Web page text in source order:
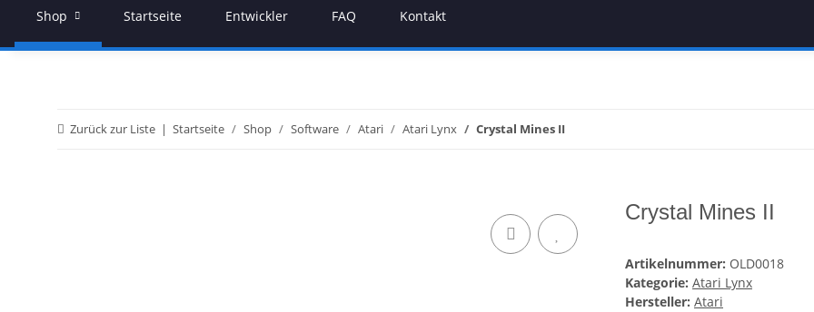
Shop Startseite Entwickler FAQ Kontakt
Zurück zur Liste Startseite Shop Software Atari Atari Lynx Crystal Mines II
Crystal Mines II
Artikelnummer: OLD0018
Kategorie: Atari Lynx
Hersteller: Atari